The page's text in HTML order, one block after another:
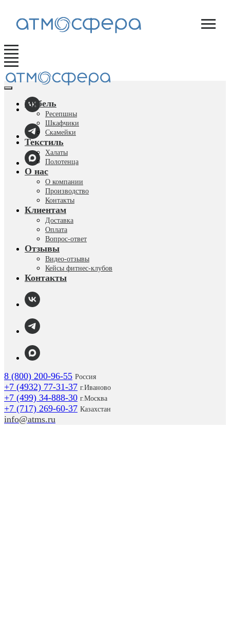
Мебель
Ресепшны
Шкафчики
Скамейки
Текстиль
Халаты
Полотенца
О нас
О компании
Производство
Контакты
Клиентам
Доставка
Оплата
Вопрос-ответ
Отзывы
Видео-отзывы
Кейсы фитнес-клубов
Контакты
8 (800) 200-96-55 Россия
+7 (4932) 77-31-37 г.Иваново
+7 (499) 34-888-30 г.Москва
+7 (717) 269-60-37 Казахстан
info@atms.ru